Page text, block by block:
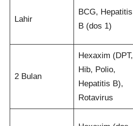
Lahir
BCG, Hepatitis
B (dos 1)
2 Bulan
Hexaxim (DPT,
Hib, Polio,
Hepatitis B),
Rotavirus